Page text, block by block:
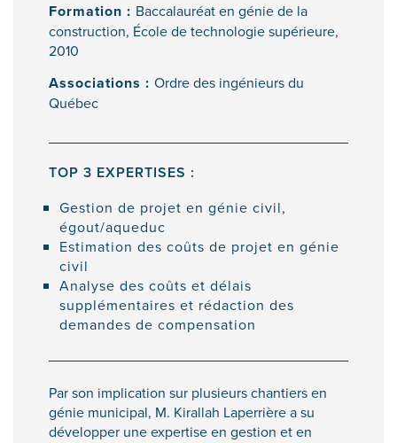
Formation : Baccalauréat en génie de la
construction, École de technologie supérieure,
2010
Associations : Ordre des ingénieurs du
Québec
TOP 3 EXPERTISES :
Gestion de projet en génie civil,
égout/aqueduc
Estimation des coûts de projet en génie
civil
Analyse des coûts et délais
supplémentaires et rédaction des
demandes de compensation
Par son implication sur plusieurs chantiers en
génie municipal, M. Kirallah Laperrière a su
développer une expertise en gestion et en